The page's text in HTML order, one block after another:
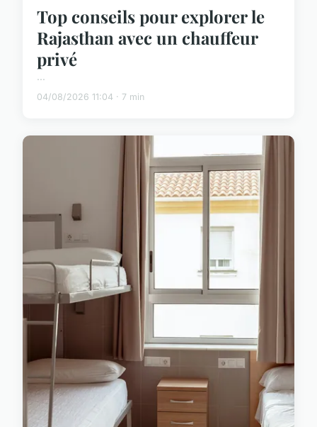
Top conseils pour explorer le
Rajasthan avec un chauffeur
privé
...
04/08/2026 11:04 · 7 min